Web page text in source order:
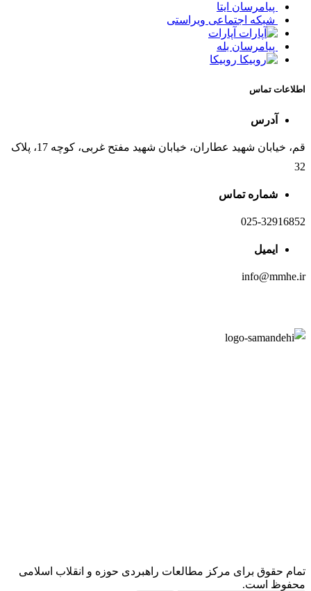
پیامرسان ایتا
شبکه اجتماعی ویراستی
آپارات
پیامرسان بله
روبیکا
اطلاعات تماس
آدرس
قم، خیابان شهید عطاران، خیابان شهید مفتح غربی، کوچه 17، پلاک
32
شماره تماس
025-32916852
ایمیل
info@mmhe.ir
تمام حقوق برای مرکز مطالعات راهبردی حوزه و انقلاب اسلامی
محفوظ است.